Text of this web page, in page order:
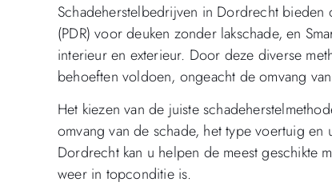
Schadeherstelbedrijven in Dordrecht bieden
(PDR) voor deuken zonder lakschade, en
interieur en exterieur. Door deze diverse
behoeften voldoen, ongeacht de omvang
Het kiezen van de juiste
omvang van de schade, het type voertuig
Dordrecht kan u helpen de meest geschikte
weer in topconditie is.